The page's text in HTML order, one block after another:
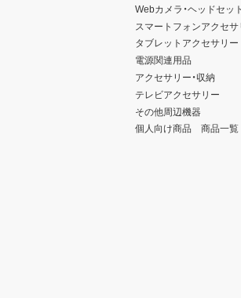
Webカメラ・ヘッドセット
スマートフォンアクセサ
タブレットアクセサリー
電源関連用品
アクセサリー・収納
テレビアクセサリー
その他周辺機器
個人向け商品 商品一覧